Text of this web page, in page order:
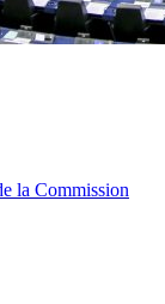
la Commission